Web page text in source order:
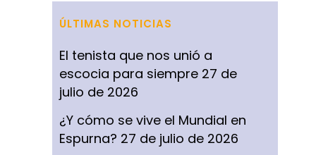
ÚLTIMAS NOTICIAS
El tenista que nos unió a
escocia para siempre 27 de
julio de 2026
¿Y cómo se vive el Mundial en
Espurna? 27 de julio de 2026